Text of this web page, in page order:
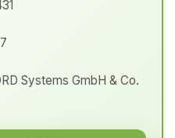
Systems GmbH & Co.